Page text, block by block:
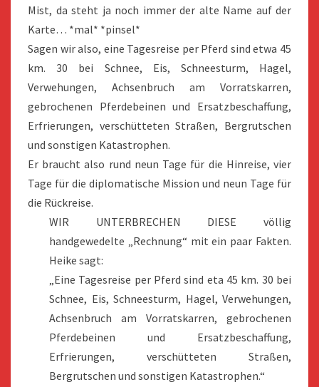
Mist, da steht ja noch immer der alte Name auf der
Karte… *mal* *pinsel*
Sagen wir also, eine Tagesreise per Pferd sind etwa 45
km. 30 bei Schnee, Eis, Schneesturm, Hagel,
Verwehungen, Achsenbruch am Vorratskarren,
gebrochenen Pferdebeinen und Ersatzbeschaffung,
Erfrierungen, verschütteten Straßen, Bergrutschen
und sonstigen Katastrophen.
Er braucht also rund neun Tage für die Hinreise, vier
Tage für die diplomatische Mission und neun Tage für
die Rückreise.
WIR UNTERBRECHEN DIESE völlig
handgewedelte „Rechnung“ mit ein paar Fakten.
Heike sagt:
„Eine Tagesreise per Pferd sind eta 45 km. 30 bei
Schnee, Eis, Schneesturm, Hagel, Verwehungen,
Achsenbruch am Vorratskarren, gebrochenen
Pferdebeinen und Ersatzbeschaffung,
Erfrierungen, verschütteten Straßen,
Bergrutschen und sonstigen Katastrophen.“